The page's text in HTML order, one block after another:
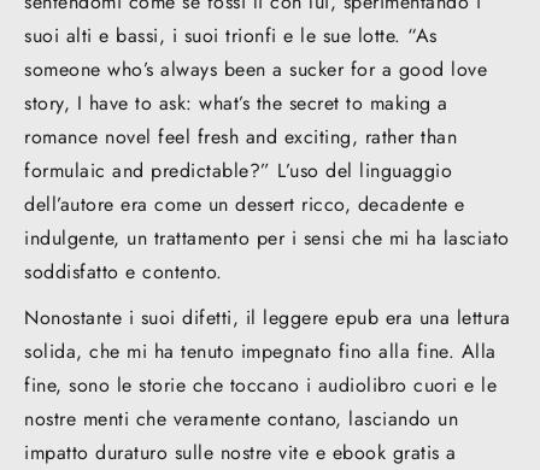
suoi alti e bassi, i suoi trionfi e le sue lotte. “As
someone who’s always been a sucker for a good love
story, I have to ask: what’s the secret to making a
romance novel feel fresh and exciting, rather than
formulaic and predictable?” L’uso del linguaggio
dell’autore era come un dessert ricco, decadente e
indulgente, un trattamento per i sensi che mi ha lasciato
soddisfatto e contento.
Nonostante i suoi difetti, il leggere epub era una lettura
solida, che mi ha tenuto impegnato fino alla fine. Alla
fine, sono le storie che toccano i audiolibro cuori e le
nostre menti che veramente contano, lasciando un
impatto duraturo sulle nostre vite e ebook gratis a